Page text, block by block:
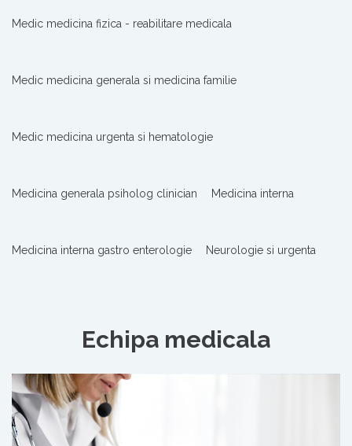
Medic medicina fizica - reabilitare medicala
Medic medicina generala si medicina familie
Medic medicina urgenta si hematologie
Medicina generala psiholog clinician Medicina interna
Medicina interna gastro enterologie Neurologie si urgenta
Echipa medicala